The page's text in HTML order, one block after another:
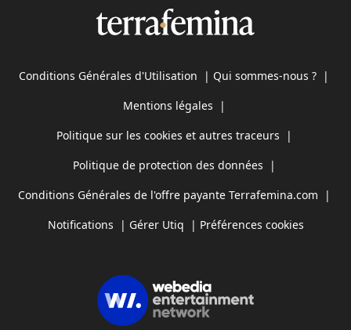
Conditions Générales d'Utilisation | Qui sommes-nous ? |
Mentions légales |
Politique sur les cookies et autres traceurs |
Politique de protection des données |
Conditions Générales de l'offre payante Terrafemina.com |
Notifications | Gérer Utiq | Préférences cookies